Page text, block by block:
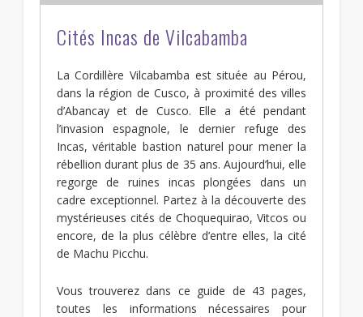
Cités Incas de Vilcabamba
La Cordillère Vilcabamba est située au Pérou,
dans la région de Cusco, à proximité des villes
d’Abancay et de Cusco. Elle a été pendant
l’invasion espagnole, le dernier refuge des
Incas, véritable bastion naturel pour mener la
rébellion durant plus de 35 ans. Aujourd’hui, elle
regorge de ruines incas plongées dans un
cadre exceptionnel. Partez à la découverte des
mystérieuses cités de Choquequirao, Vitcos ou
encore, de la plus célèbre d’entre elles, la cité
de Machu Picchu.
Vous trouverez dans ce guide de 43 pages,
toutes les informations nécessaires pour